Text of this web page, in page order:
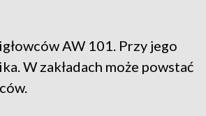
AW 101. Przy jego
W zakładach może powstać